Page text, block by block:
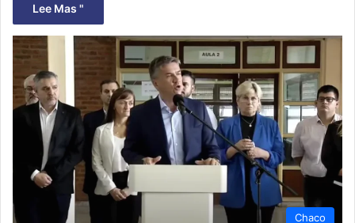
Lee Mas "
Chaco